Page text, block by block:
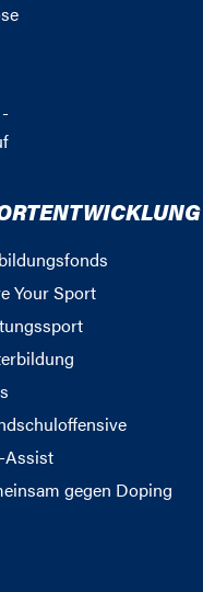
Your Sport
Assist
gegen Doping